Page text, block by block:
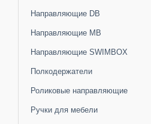
Направляющие DB
Направляющие MB
Направляющие SWIMBOX
Полкодержатели
Роликовые направляющие
Ручки для мебели